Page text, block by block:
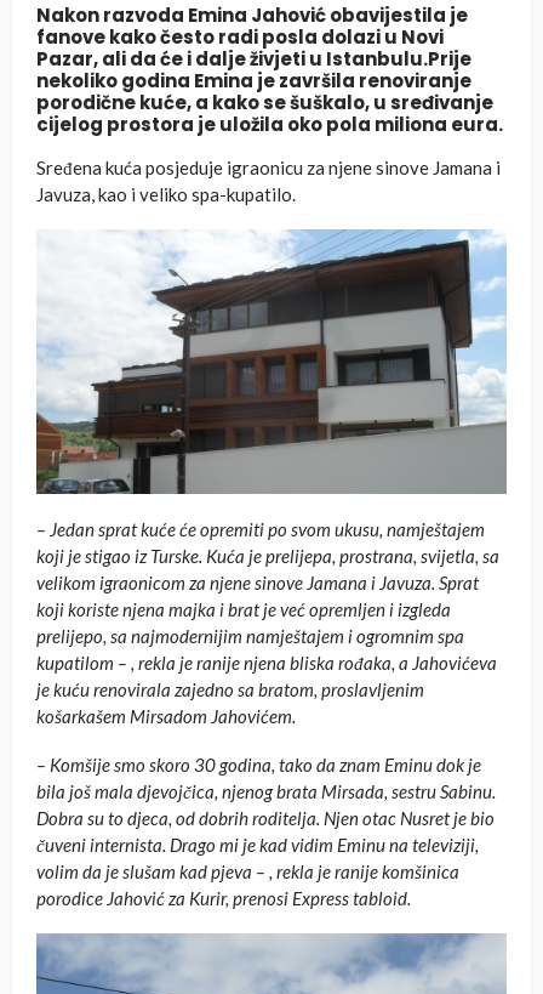
Nakon razvoda Emina Jahović obavijestila je
fanove kako često radi posla dolazi u Novi
Pazar, ali da će i dalje živjeti u Istanbulu.Prije
nekoliko godina Emina je završila renoviranje
porodične kuće, a kako se šuškalo, u sređivanje
cijelog prostora je uložila oko pola miliona eura.
Sređena kuća posjeduje igraonicu za njene sinove Jamana i
Javuza, kao i veliko spa-kupatilo.
– Jedan sprat kuće će opremiti po svom ukusu, namještajem
koji je stigao iz Turske. Kuća je prelijepa, prostrana, svijetla, sa
velikom igraonicom za njene sinove Jamana i Javuza. Sprat
koji koriste njena majka i brat je već opremljen i izgleda
prelijepo, sa najmodernijim namještajem i ogromnim spa
kupatilom – , rekla je ranije njena bliska rođaka, a Jahovićeva
je kuću renovirala zajedno sa bratom, proslavljenim
košarkašem Mirsadom Jahovićem.
– Komšije smo skoro 30 godina, tako da znam Eminu dok je
bila još mala djevojčica, njenog brata Mirsada, sestru Sabinu.
Dobra su to djeca, od dobrih roditelja. Njen otac Nusret je bio
čuveni internista. Drago mi je kad vidim Eminu na televiziji,
volim da je slušam kad pjeva – , rekla je ranije komšinica
porodice Jahović za Kurir, prenosi Express tabloid.